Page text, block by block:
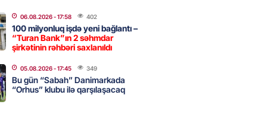
- 10:22 338
nişanında mediaya hücum
VİDEO
06.08.2026- 17:58 402
100 milyonluq işdə yeni bağlantı –
“Turan Bank”ın 2 səhmdar
şirkətinin rəhbəri saxlanıldı
05.08.2026- 17:45 349
Bu gün “Sabah” Danimarkada
“Orhus” klubu ilə qarşılaşacaq